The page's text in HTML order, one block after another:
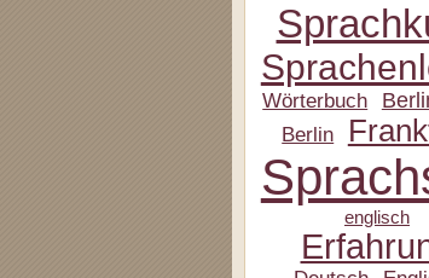
Wörterbuch
Berlin
englisch